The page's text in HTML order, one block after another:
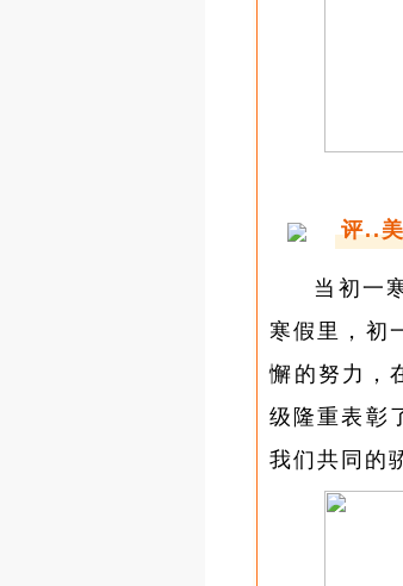
评..
当初一
寒假里，初
懈的努力，
级隆重表彰
我们共同的